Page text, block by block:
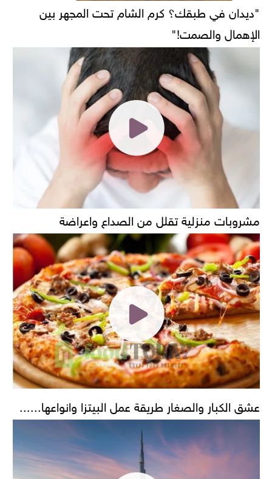
"ديدان في طبقك؟ كرم الشام تحت المجهر بين
الإهمال والصمت!"
مشروبات منزلية تقلل من الصداع واعراضة
عشق الكبار والصغار طريقة عمل البيتزا وانواعها......